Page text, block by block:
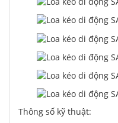
Thông số kỹ thuật: